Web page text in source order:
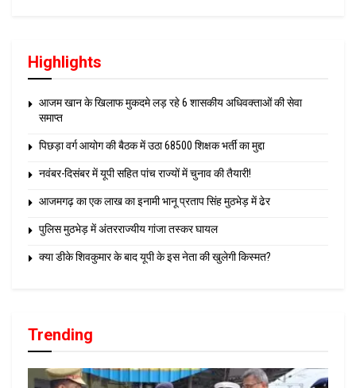
Highlights
आजम खान के खिलाफ मुकदमे लड़ रहे 6 शासकीय अधिवक्ताओं की सेवा
समाप्त
पिछड़ा वर्ग आयोग की बैठक में उठा 68500 शिक्षक भर्ती का मुद्दा
नवंबर-दिसंबर में यूपी सहित पांच राज्यों में चुनाव की तैयारी!
आजमगढ़ का एक लाख का इनामी भानू प्रताप सिंह मुठभेड़ में ढेर
पुलिस मुठभेड़ में अंतरराज्यीय गांजा तस्कर घायल
क्या डीके शिवकुमार के बाद यूपी के इस नेता की खुलेगी किस्मत?
Trending